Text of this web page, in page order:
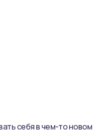
себя в чем-то новом